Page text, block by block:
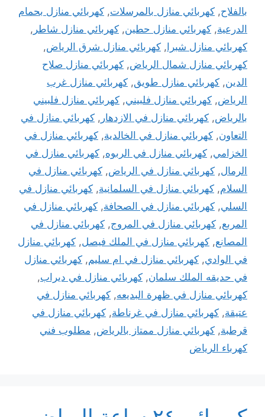
بالفلاح, كهربائي منازل بالمرسلات, كهربائي منازل بحمام
الدرعية, كهربائي منازل حطين, كهربائي منازل شاطر ,
كهربائي منازل شبرا, كهربائي منازل شرق الرياض,
كهربائي منازل شمال الرياض, كهربائي منازل صلاح
الدين, كهربائي منازل طويق, كهربائي منازل غرب
الرياض, كهربائي منازل فلبيني, كهربائي منازل فلبيني
بالرياض, كهربائي منازل في الازدهار , كهربائي منازل في
التعاون, كهربائي منازل في الخالدية, كهربائي منازل في
الخزامي, كهربائي منازل في الربوه, كهربائي منازل في
الرمال, كهربائي منازل في الرياض, كهربائي منازل في
السلام, كهربائي منازل في السلمانية, كهربائي منازل في
السلي, كهربائي منازل في الصحافة, كهربائي منازل في
المربع, كهربائي منازل في المروج, كهربائي منازل في
المصانع, كهربائي منازل في الملك فيصل, كهربائي منازل
في الوادي, كهربائي منازل في ام سليم, كهربائي منازل
في حديقه الملك سلمان, كهربائي منازل في ديراب,
كهربائي منازل في ظهرة البديعه, كهربائي منازل في
عتيقة, كهربائي منازل في غرناطة, كهربائي منازل في
قرطبة, كهربائي منازل ممتاز بالرياض, مطلوب فني
كهرباء الرياض